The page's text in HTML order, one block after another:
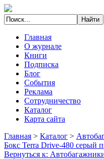
Главная
О журнале
Книги
Подписка
Блог
События
Реклама
Сотрудничество
Каталог
Карта сайта
Главная > Каталог >
Бокс Terra Drive-480 серый
Вернуться к: